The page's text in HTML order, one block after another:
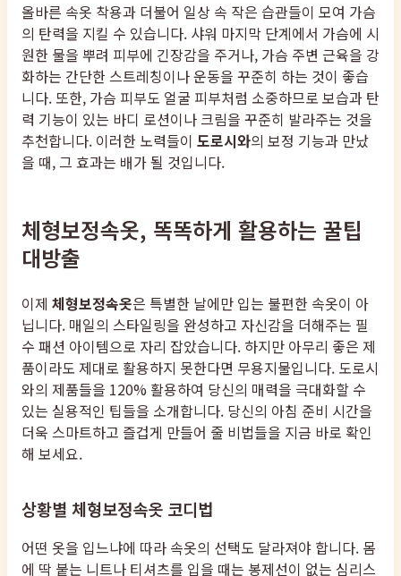
올바른 속옷 착용과 더불어 일상 속 작은 습관들이 모여 가슴
의 탄력을 지킬 수 있습니다. 샤워 마지막 단계에서 가슴에 시
원한 물을 뿌려 피부에 긴장감을 주거나, 가슴 주변 근육을 강
화하는 간단한 스트레칭이나 운동을 꾸준히 하는 것이 좋습
니다. 또한, 가슴 피부도 얼굴 피부처럼 소중하므로 보습과 탄
력 기능이 있는 바디 로션이나 크림을 꾸준히 발라주는 것을
추천합니다. 이러한 노력들이 도로시와의 보정 기능과 만났
을 때, 그 효과는 배가 될 것입니다.
체형보정속옷, 똑똑하게 활용하는 꿀팁
대방출
이제 체형보정속옷은 특별한 날에만 입는 불편한 속옷이 아
닙니다. 매일의 스타일링을 완성하고 자신감을 더해주는 필
수 패션 아이템으로 자리 잡았습니다. 하지만 아무리 좋은 제
품이라도 제대로 활용하지 못한다면 무용지물입니다. 도로시
와의 제품들을 120% 활용하여 당신의 매력을 극대화할 수
있는 실용적인 팁들을 소개합니다. 당신의 아침 준비 시간을
더욱 스마트하고 즐겁게 만들어 줄 비법들을 지금 바로 확인
해 보세요.
상황별 체형보정속옷 코디법
어떤 옷을 입느냐에 따라 속옷의 선택도 달라져야 합니다. 몸
에 딱 붙는 니트나 티셔츠를 입을 때는 봉제선이 없는 심리스